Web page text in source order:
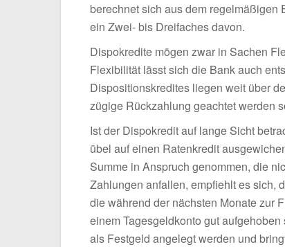
berechnet sich aus dem regelmäßigen
ein Zwei- bis Dreifaches davon.
Dispokredite mögen zwar in Sachen
Flexibilität lässt sich die Bank auch
Dispositionskredites liegen weit über
zügige Rückzahlung geachtet werden
Ist der Dispokredit auf lange Sicht
übel auf einen Ratenkredit
Summe in Anspruch genommen, die
Zahlungen anfallen, empfiehlt es sich,
die während der nächsten Monate zur
einem Tagesgeldkonto gut
als Festgeld angelegt werden und